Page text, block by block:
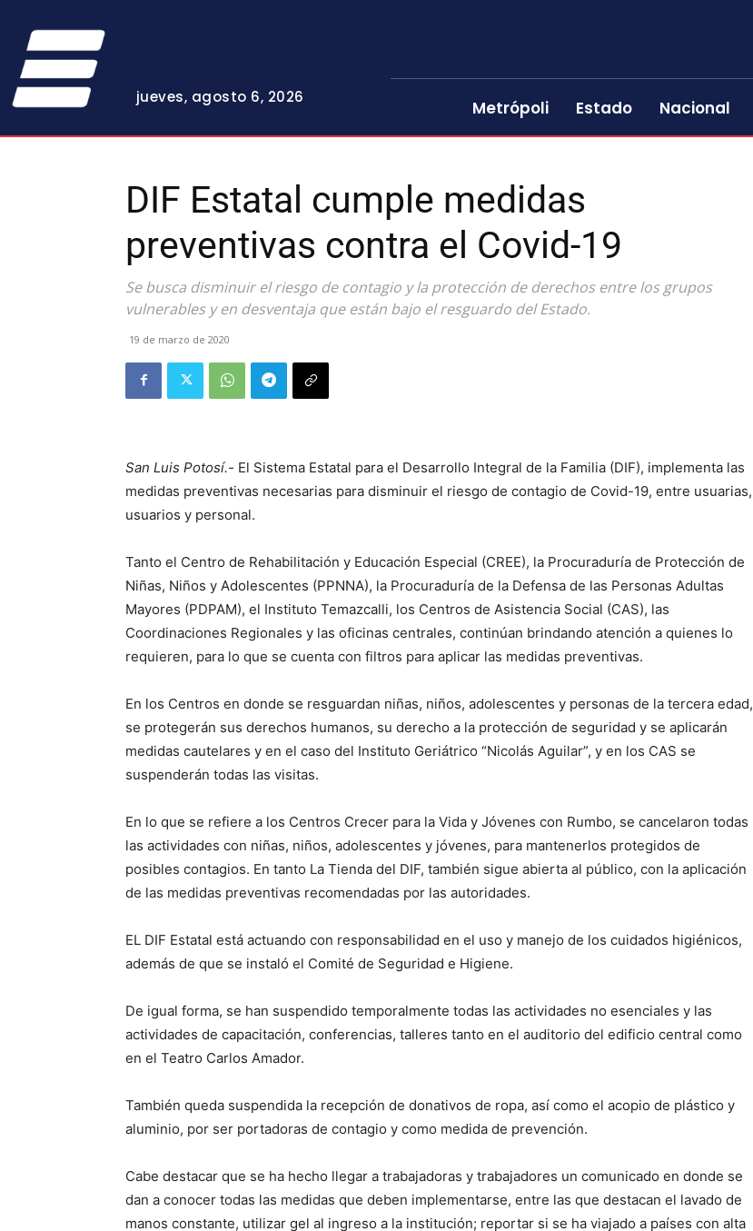
jueves, agosto 6, 2026
Metrópoli Estado Nacional
DIF Estatal cumple medidas
preventivas contra el Covid-19
Se busca disminuir el riesgo de contagio y la protección de derechos entre los grupos
vulnerables y en desventaja que están bajo el resguardo del Estado.
19 de marzo de 2020
San Luis Potosí.- El Sistema Estatal para el Desarrollo Integral de la Familia (DIF), implementa las
medidas preventivas necesarias para disminuir el riesgo de contagio de Covid-19, entre usuarias,
usuarios y personal.
Tanto el Centro de Rehabilitación y Educación Especial (CREE), la Procuraduría de Protección de
Niñas, Niños y Adolescentes (PPNNA), la Procuraduría de la Defensa de las Personas Adultas
Mayores (PDPAM), el Instituto Temazcalli, los Centros de Asistencia Social (CAS), las
Coordinaciones Regionales y las oficinas centrales, continúan brindando atención a quienes lo
requieren, para lo que se cuenta con filtros para aplicar las medidas preventivas.
En los Centros en donde se resguardan niñas, niños, adolescentes y personas de la tercera edad,
se protegerán sus derechos humanos, su derecho a la protección de seguridad y se aplicarán
medidas cautelares y en el caso del Instituto Geriátrico “Nicolás Aguilar”, y en los CAS se
suspenderán todas las visitas.
En lo que se refiere a los Centros Crecer para la Vida y Jóvenes con Rumbo, se cancelaron todas
las actividades con niñas, niños, adolescentes y jóvenes, para mantenerlos protegidos de
posibles contagios. En tanto La Tienda del DIF, también sigue abierta al público, con la aplicación
de las medidas preventivas recomendadas por las autoridades.
EL DIF Estatal está actuando con responsabilidad en el uso y manejo de los cuidados higiénicos,
además de que se instaló el Comité de Seguridad e Higiene.
De igual forma, se han suspendido temporalmente todas las actividades no esenciales y las
actividades de capacitación, conferencias, talleres tanto en el auditorio del edificio central como
en el Teatro Carlos Amador.
También queda suspendida la recepción de donativos de ropa, así como el acopio de plástico y
aluminio, por ser portadoras de contagio y como medida de prevención.
Cabe destacar que se ha hecho llegar a trabajadoras y trabajadores un comunicado en donde se
dan a conocer todas las medidas que deben implementarse, entre las que destacan el lavado de
manos constante, utilizar gel al ingreso a la institución; reportar si se ha viajado a países con alta